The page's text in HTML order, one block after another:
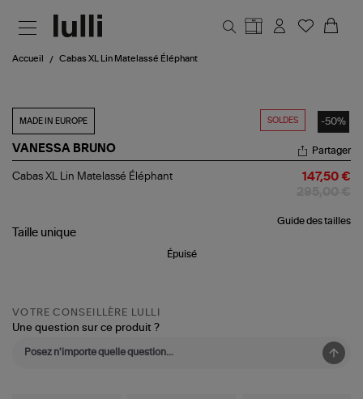
Accueil Cabas XL Lin Matelassé Éléphant
SOLDES -50%
MADE IN EUROPE
VANESSA BRUNO
Cabas
Éléphant
Partager
Cabas XL Lin Matelassé Éléphant 147,50 €
Guide des tailles
Taille unique
Épuisé
VOTRE CONSEILLÈRE LULLI
Une question sur ce produit ?